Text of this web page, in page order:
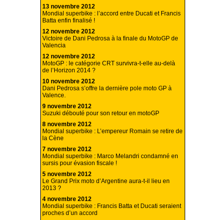
13 novembre 2012
Mondial superbike : l’accord entre Ducati et Francis
Batta enfin finalisé !
12 novembre 2012
Victoire de Dani Pedrosa à la finale du MotoGP de
Valencia
12 novembre 2012
MotoGP : le catégorie CRT survivra-t-elle au-delà
de l’Horizon 2014 ?
10 novembre 2012
Dani Pedrosa s’offre la dernière pole moto GP à
Valence.
9 novembre 2012
Suzuki débouté pour son retour en motoGP
8 novembre 2012
Mondial superbike : L’empereur Romain se retire de
la Cène
7 novembre 2012
Mondial superbike : Marco Melandri condamné en
sursis pour évasion fiscale !
5 novembre 2012
Le Grand Prix moto d’Argentine aura-t-il lieu en
2013 ?
4 novembre 2012
Mondial superbike : Francis Batta et Ducati seraient
proches d’un accord